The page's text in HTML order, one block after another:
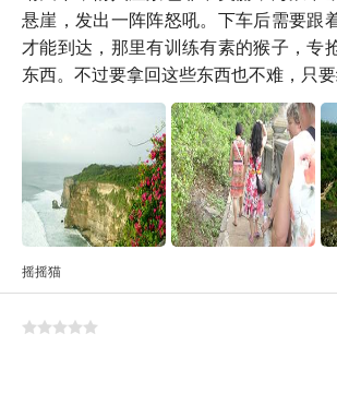
悬崖，发出一阵阵怒吼。下车后需要跟
才能到达，那里有训练有素的猴子，专
东西。不过要拿回这些东西也不难，只
摇摇猫